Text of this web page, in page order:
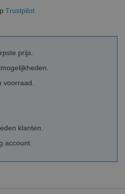
Trustpilot
prijs.
voorraad.
klanten.
account.